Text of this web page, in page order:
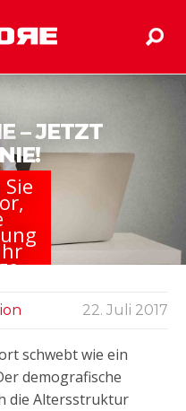
– JETZT
22. Juli 2017
schwebt wie ein
demografische
die Altersstruktur